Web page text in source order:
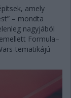
amely
– mondta
nagyjából
Formula–
tematikájú